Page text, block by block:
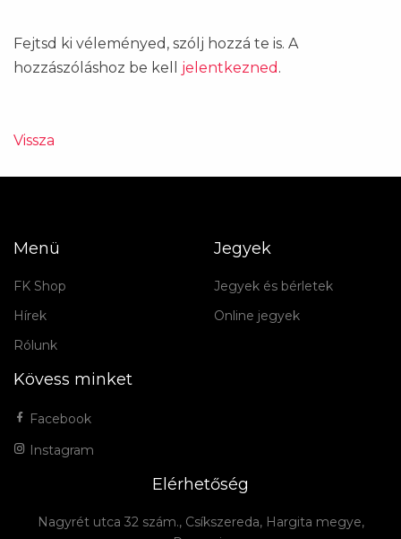
Fejtsd ki véleményed, szólj hozzá te is. A
hozzászóláshoz be kell jelentkezned .
Vissza
Menü
FK Shop
Hírek
Rólunk
Jegyek
Jegyek és bérletek
Online jegyek
Kövess minket
Facebook
Instagram
Elérhetőség
Nagyrét utca 32 szám., Csíkszereda, Hargita megye,